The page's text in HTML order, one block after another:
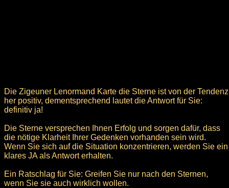
Die Zigeuner Lenormand Karte die Sterne ist von der Tendenz
her positiv, dementsprechend lautet die Antwort für Sie:
definitiv ja!
Die Sterne versprechen Ihnen Erfolg und sorgen dafür, dass
die nötige Klarheit Ihrer Gedenken vorhanden sein wird.
Wenn Sie sich auf die Situation konzentrieren, werden Sie ein
klares JA als Antwort erhalten.
Ein Ratschlag für Sie: Greifen Sie nur nach den Sternen,
wenn Sie sie auch wirklich wollen.